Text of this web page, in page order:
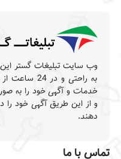
وب سایت تبلیغات گستر این
به راحتی و
خدمات و آگهی خود را به
و از این طریق آگهی خود
دهند.
تماس با ما